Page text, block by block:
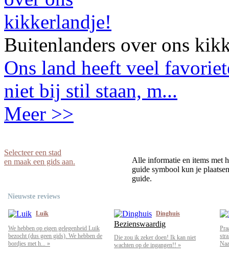
Buitenlanders over ons
Ons land heeft veel
niet bij stil staan, m...
Meer >>
Selecteer een stad
en maak een gids aan.
Alle informatie en items met
guide symbool kun je
guide.
Nieuwste reviews
Luik
We hebben op eigen gelegenheid Luik
bezocht (dus geen gids). We hebben de
bordjes met h... »
Dinghuis
Bezienswaardig
Die zou ik zeker doen! Ik kan niet
wachten op de ingangen!! »